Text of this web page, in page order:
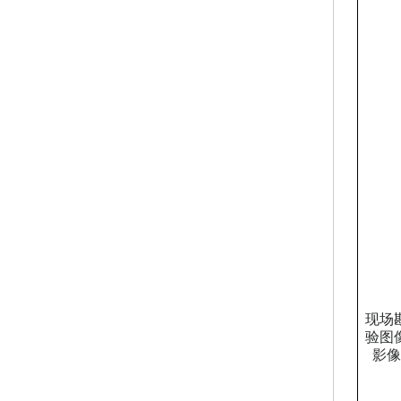
现场
验图
影像